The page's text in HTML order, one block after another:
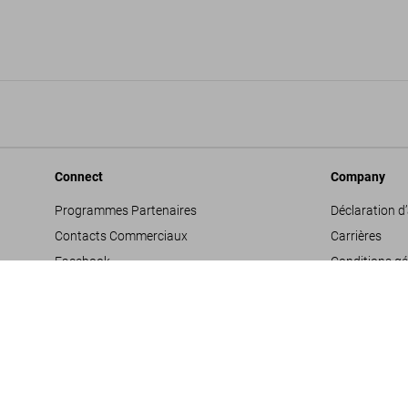
Connect
Programmes Partenaires
Contacts Commerciaux
Facebook
Company
Déclaration
Carrières
Conditions